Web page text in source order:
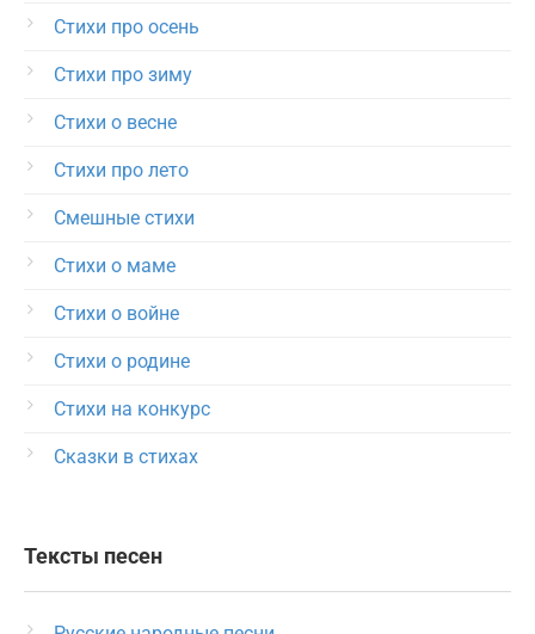
Стихи про осень
Стихи про зиму
Стихи о весне
Стихи про лето
Смешные стихи
Стихи о маме
Стихи о войне
Стихи о родине
Стихи на конкурс
Сказки в стихах
Тексты песен